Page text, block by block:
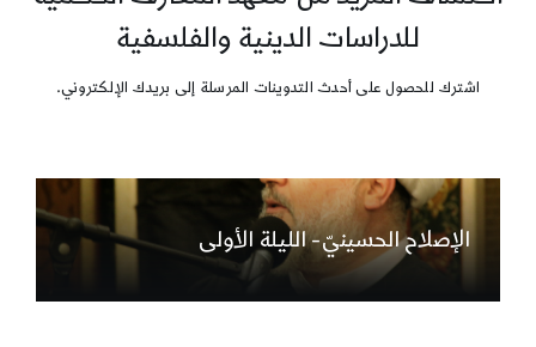
للدراسات الدينية والفلسفية
اشترك للحصول على أحدث التدوينات المرسلة إلى بريدك الإلكتروني.
الإصلاح الحسينيّ- الليلة الأولى